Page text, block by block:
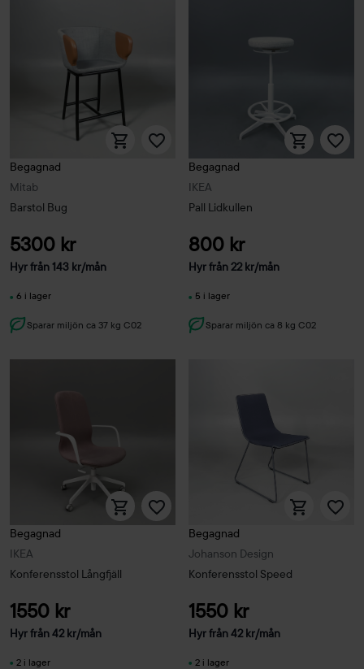
Mitab
Begagnad
Barstol Bug
5300 kr
Hyr från143 kr/mån
6 i lager
Sparar miljön ca 37 kg C02
IKEA
Begagnad
Pall Lidkullen
800 kr
Hyr från22 kr/mån
5 i lager
Sparar miljön ca 8 kg C02
IKEA
Begagnad
Konferensstol Långfjäll
1550 kr
Hyr från42 kr/mån
2 i lager
Johanson Design
Begagnad
Konferensstol Speed
1550 kr
Hyr från42 kr/mån
2 i lager